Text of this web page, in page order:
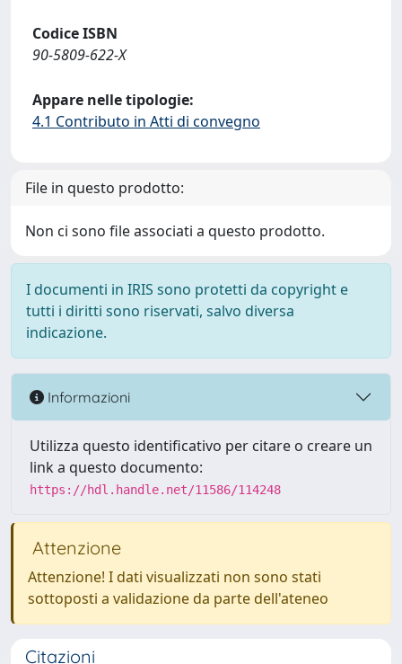
Codice ISBN
90-5809-622-X
Appare nelle tipologie:
4.1 Contributo in Atti di convegno
File in questo prodotto:
Non ci sono file associati a questo prodotto.
I documenti in IRIS sono protetti da copyright e
tutti i diritti sono riservati, salvo diversa
indicazione.
Informazioni
Utilizza questo identificativo per citare o creare un
link a questo documento:
https://hdl.handle.net/11586/114248
Attenzione
Attenzione! I dati visualizzati non sono stati
sottoposti a validazione da parte dell'ateneo
Citazioni